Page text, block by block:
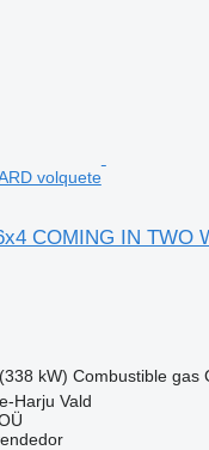
volquete
COMING IN TWO
kW) Combustible gas
Harju Vald